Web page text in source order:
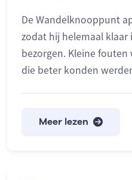
De Wandelknooppunt
zodat hij helemaal klaar
bezorgen. Kleine
die beter konden
Meer lezen